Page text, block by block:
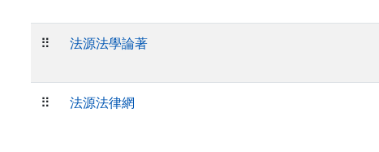
⠿ 法源法學論著
⠿ 法源法律網